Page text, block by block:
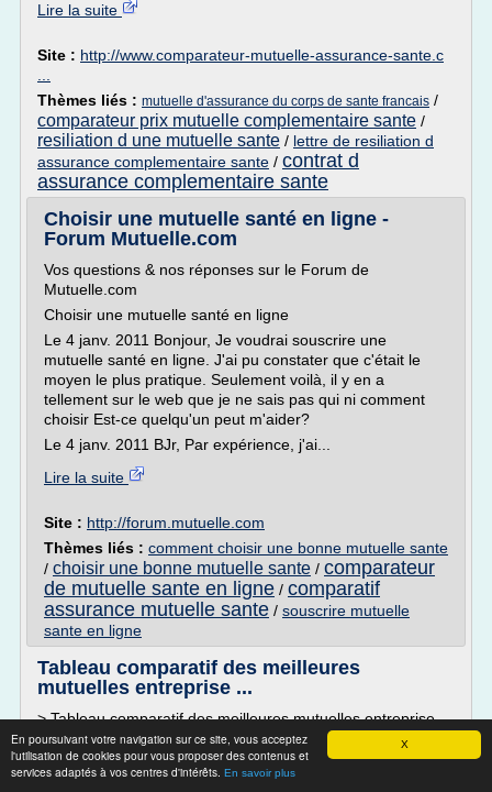
X
En poursuivant votre navigation sur ce site, vous acceptez
l'utilisation de cookies pour vous proposer des contenus et
services adaptés à vos centres d'intérêts. En savoir plus
Lire la suite
Site : http://www.comparateur-mutuelle-assurance-sante.c
Thèmes liés : mutuelle d'assurance du corps de sante francais /
comparateur prix mutuelle complementaire sante /
resiliation d une mutuelle sante / lettre de resiliation d
assurance complementaire sante / contrat d
assurance complementaire sante
Choisir une mutuelle santé en ligne -
Forum Mutuelle.com
Vos questions & nos réponses sur le Forum de
Mutuelle.com
Choisir une mutuelle santé en ligne
Le 4 janv. 2011 Bonjour, Je voudrai souscrire une
mutuelle santé en ligne. J'ai pu constater que c'était le
moyen le plus pratique. Seulement voilà, il y en a
tellement sur le web que je ne sais pas qui ni comment
choisir Est-ce quelqu'un peut m'aider?
Le 4 janv. 2011 BJr, Par expérience, j'ai...
Lire la suite
Site : http://forum.mutuelle.com
Thèmes liés : comment choisir une bonne mutuelle sante
/ choisir une bonne mutuelle sante / comparateur
de mutuelle sante en ligne / comparatif
assurance mutuelle sante / souscrire mutuelle
sante en ligne
Tableau comparatif des meilleures
mutuelles entreprise ...
> Tableau comparatif des meilleures mutuelles entreprise
Tableau comparatif des meilleures mutuelles entreprise
Les critères pour évaluer la meilleure mutuelle entreprise